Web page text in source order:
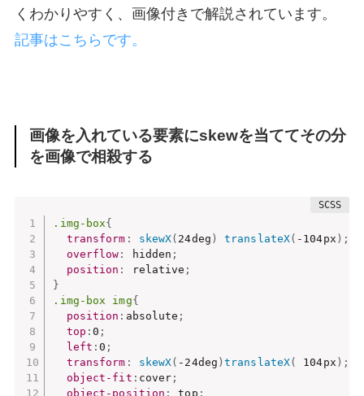
くわかりやすく、画像付きで解説されています。
記事はこちらです。
画像を入れている要素にskewを当ててその分
を画像で相殺する
.img-box{
transform : skewX( 24deg ) translateX( -104px ) ;
overflow : hidden ;
position : relative ;
}
.img-box img{
position : absolute ;
top :0 ;
left :0 ;
transform : skewX( -24deg )translateX( 104px ) ;
object-fit : cover ;
object-position : top ;